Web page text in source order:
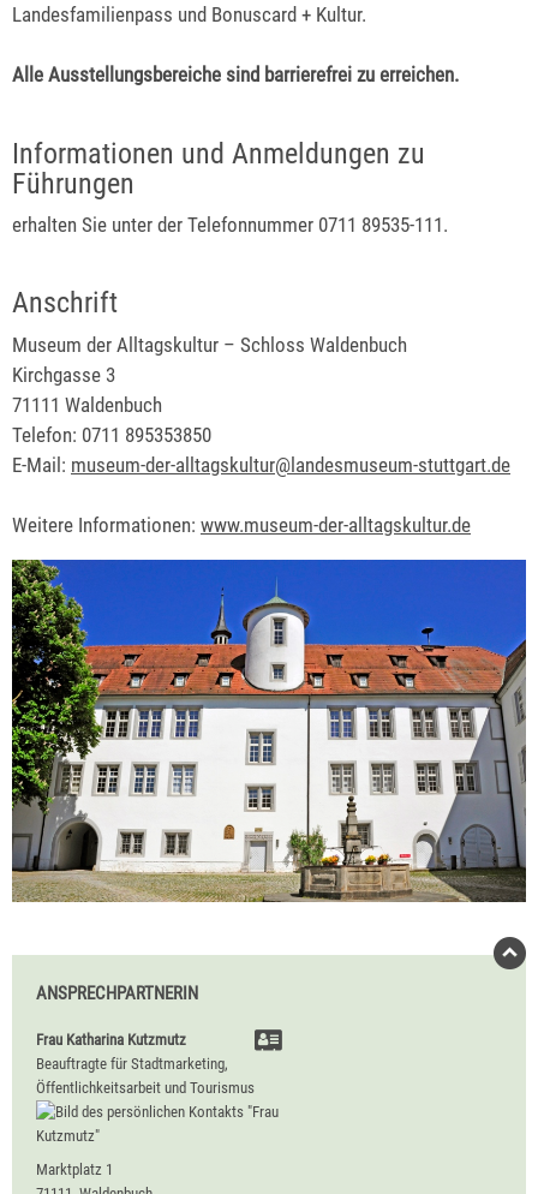
Landesfamilienpass und Bonuscard + Kultur.
Alle Ausstellungsbereiche sind barrierefrei zu erreichen.
Informationen und Anmeldungen zu
Führungen
erhalten Sie unter der Telefonnummer 0711 89535-111.
Anschrift
Museum der Alltagskultur – Schloss Waldenbuch
Kirchgasse 3
71111 Waldenbuch
Telefon: 0711 895353850
E-Mail: museum-der-alltagskultur@landesmuseum-stuttgart.de
Weitere Informationen: www.museum-der-alltagskultur.de
ANSPRECHPARTNERIN
Frau Katharina Kutzmutz
Beauftragte für Stadtmarketing,
Öffentlichkeitsarbeit und Tourismus
Marktplatz 1